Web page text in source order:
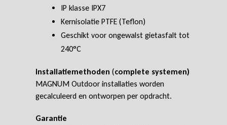
IP klasse IPX7
Kernisolatie PTFE (Teflon)
Geschikt voor ongewalst gietasfalt tot
240°C
Installatiemethoden (complete systemen)
MAGNUM Outdoor installaties worden
gecalculeerd en ontworpen per opdracht.
Garantie